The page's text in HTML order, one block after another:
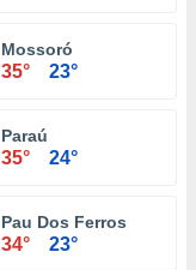
Mossoró
35° 23°
Paraú
35° 24°
Pau Dos Ferros
34° 23°